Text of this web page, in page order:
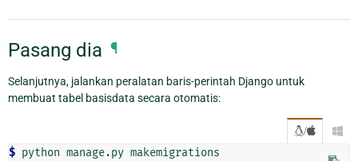
Pasang dia ¶
Selanjutnya, jalankan peralatan baris-perintah Django untuk
membuat tabel basisdata secara otomatis:
/ 
$